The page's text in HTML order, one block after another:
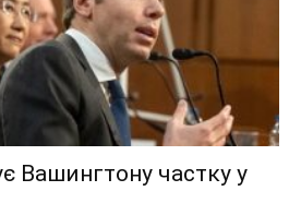
Вашингтону частку у